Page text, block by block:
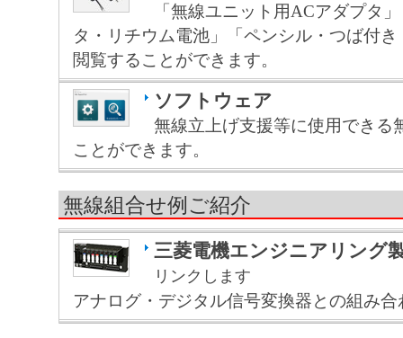
「無線ユニット用ACアダプタ
タ・リチウム電池」「ペンシル・つば付
閲覧することができます。
ソフトウェア
無線立上げ支援等に使用できる
ことができます。
無線組合せ例ご紹介
三菱電機エンジニアリン
リンクします
アナログ・デジタル信号変換器との組み